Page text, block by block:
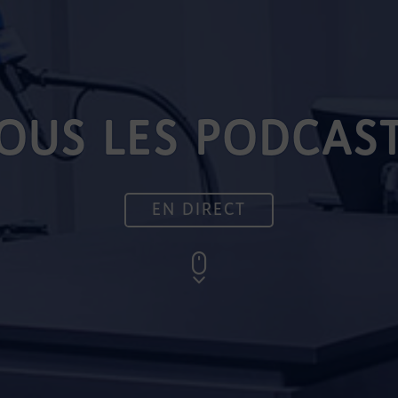
LES
EN DIRECT